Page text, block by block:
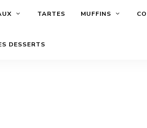
TARTES MUFFINS
DESSERTS